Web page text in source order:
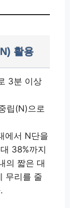
활용
3분 이상
립(N)으로
에서 N단을
38%까지
의 짧은 대
무리를 줄